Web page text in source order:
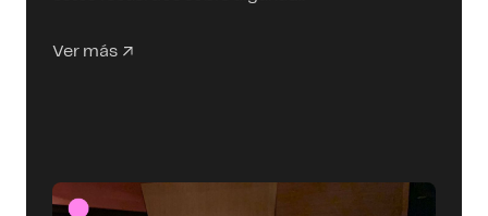
Ver más